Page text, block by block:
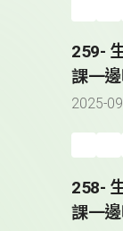
259-
課一
2025-
258-
課一